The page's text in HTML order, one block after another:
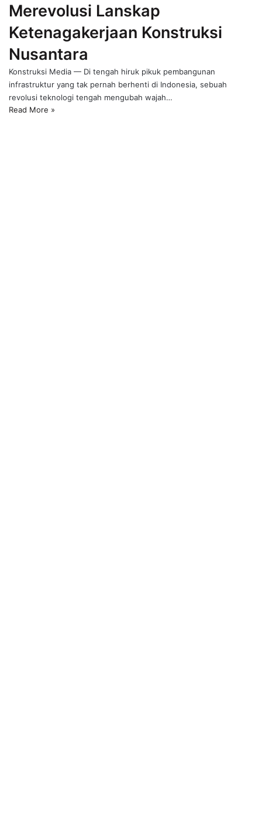
Merevolusi Lanskap
Ketenagakerjaan Konstruksi
Nusantara
Konstruksi Media — Di tengah hiruk pikuk pembangunan
infrastruktur yang tak pernah berhenti di Indonesia, sebuah
revolusi teknologi tengah mengubah wajah…
Read More »